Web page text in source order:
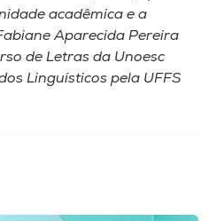
acadêmica e a
Aparecida Pereira
de Letras da Unoesc
Linguísticos pela UFFS